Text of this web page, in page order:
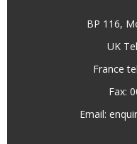
BP 116,
UK
France
Fax:
Email: